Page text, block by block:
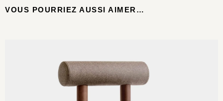
VOUS POURRIEZ AUSSI AIMER…